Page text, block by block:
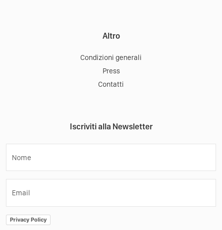
Altro
Condizioni generali
Press
Contatti
Iscriviti alla Newsletter
Nome
Email
Privacy Policy